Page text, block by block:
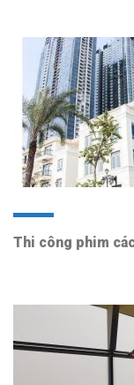
Thi công phim